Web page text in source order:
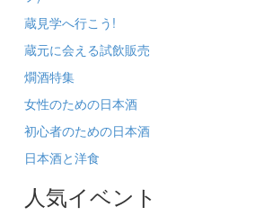
蔵見学へ行こう!
蔵元に会える試飲販売
燗酒特集
女性のための日本酒
初心者のための日本酒
日本酒と洋食
人気イベント